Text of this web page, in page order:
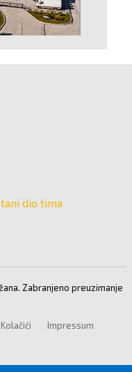
dio tima
Zabranjeno preuzimanje
Kolačići Impressum